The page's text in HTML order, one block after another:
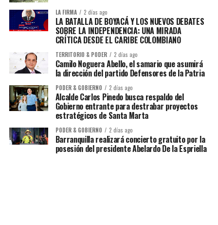
LA FIRMA 2 días ago
LA BATALLA DE BOYACÁ Y LOS NUEVOS DEBATES
SOBRE LA INDEPENDENCIA: UNA MIRADA
CRÍTICA DESDE EL CARIBE COLOMBIANO
TERRITORIO & PODER 2 días ago
Camilo Noguera Abello, el samario que asumirá
la dirección del partido Defensores de la Patria
PODER & GOBIERNO 2 días ago
Alcalde Carlos Pinedo busca respaldo del
Gobierno entrante para destrabar proyectos
estratégicos de Santa Marta
PODER & GOBIERNO 2 días ago
Barranquilla realizará concierto gratuito por la
posesión del presidente Abelardo De la Espriella